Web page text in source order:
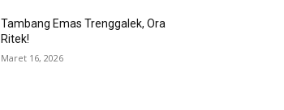
Tambang Emas Trenggalek, Ora
Ritek!
Maret 16, 2026